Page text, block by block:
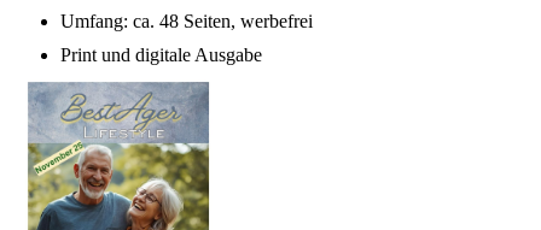
Umfang: ca. 48 Seiten, werbefrei
Print und digitale Ausgabe